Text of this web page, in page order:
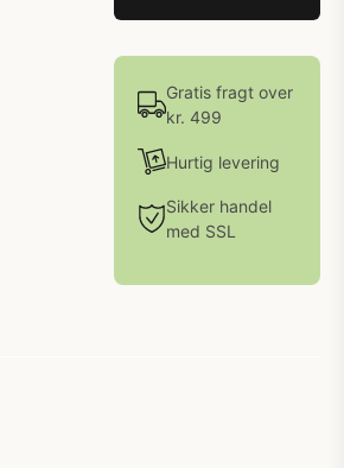
Gratis fragt over
kr. 499
Hurtig levering
Sikker handel
med SSL